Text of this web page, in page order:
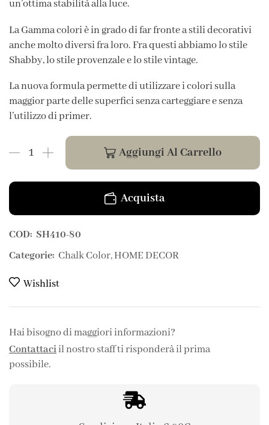
un’ottima stabilità alla luce.
La Gamma colori è in grado di far fronte a stili decorativi
anche molto diversi fra loro. Fra questi abbiamo lo stile
Shabby, lo stile provenzale e lo stile vintage.
La nuova formula permette di utilizzare i colori sulla
maggior parte delle superfici senza carteggiare e senza
l’utilizzo di primer.
Aggiungi Al Carrello
Acquista
COD: SH410-80
Categorie: Chalk Color,HOME DECOR
Wishlist
Hai bisogno di maggiori informazioni?
Contattaciil nostro staff ti risponderà il prima
possibile.